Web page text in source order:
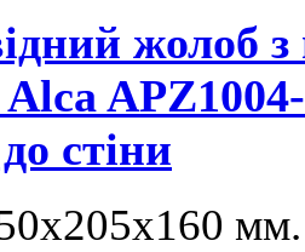
жолоб
стіни
мм.